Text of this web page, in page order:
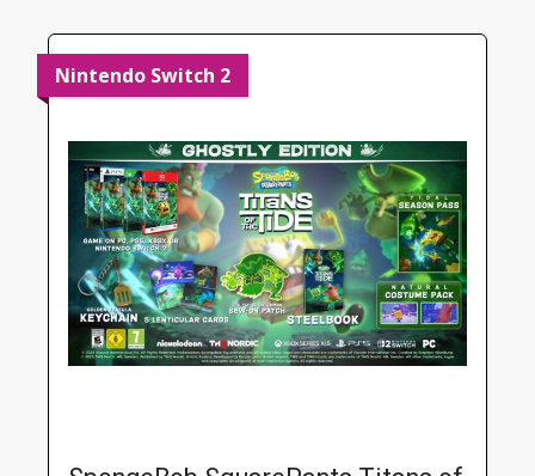
Nintendo Switch 2